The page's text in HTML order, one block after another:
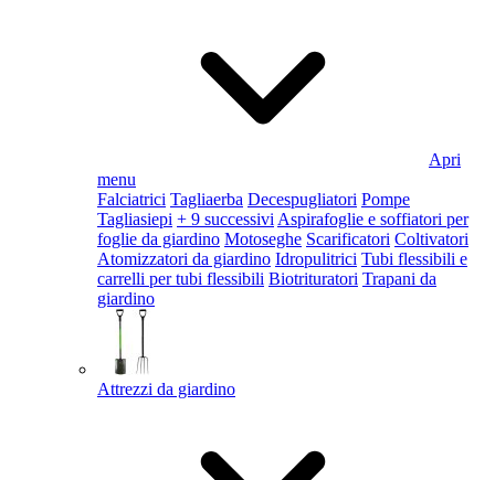
Apri
menu
Falciatrici Tagliaerba Decespugliatori Pompe
Tagliasiepi + 9 successivi Aspirafoglie e soffiatori per
foglie da giardino Motoseghe Scarificatori Coltivatori
Atomizzatori da giardino Idropulitrici Tubi flessibili e
carrelli per tubi flessibili Biotrituratori Trapani da
giardino
Attrezzi da giardino